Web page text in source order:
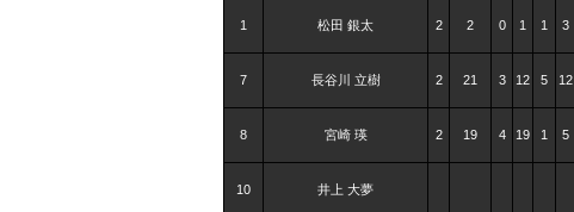
1 松田 銀太 2 2 0 1 1 3
7 長谷川 立樹 2 21 3 12 5 12
8 宮崎 瑛 2 19 4 19 1 5
10 井上 大夢